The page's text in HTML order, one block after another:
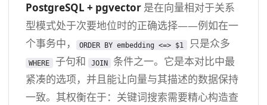
PostgreSQL + pgvector 是在向量相对于关系
型模式处于次要地位时的正确选择——例如在一
个事务中，
ORDER BY embedding <=> $1 只是众多
WHERE 子句和 JOIN
条件之一。它是本对比中最
紧凑的选项，并且能让向量与其描述的数据保持
一致。其权衡在于：关键词搜索需要精心构造查